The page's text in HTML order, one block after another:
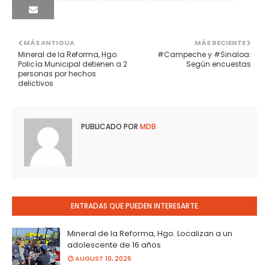
MÁS RECIENTE
#Campeche y #Sinaloa:
Según encuestas
MÁS ANTIGUA
Mineral de la Reforma, Hgo.
Policía Municipal detienen a 2
personas por hechos
delictivos
PUBLICADO POR MDB
ENTRADAS QUE PUEDEN INTERESARTE
Mineral de la Reforma, Hgo. Localizan a un
adolescente de 16 años
AUGUST 10, 2026